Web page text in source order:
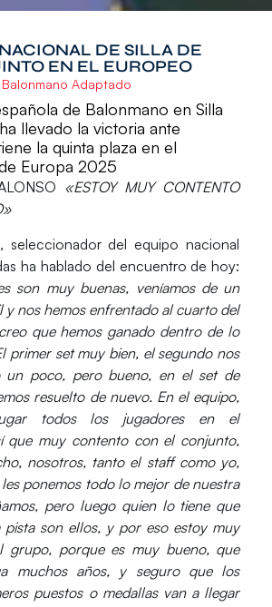
DE SILLA DE
EN EL EUROPEO
Balonmano Adaptado
de Balonmano en Silla
llevado la victoria ante
la quinta plaza en el
Europa 2025
«ESTOY MUY CONTENTO
, seleccionador del equipo nacional
ha hablado del encuentro de hoy:
son muy buenas, veníamos de un
y nos hemos enfrentado al cuarto del
que hemos ganado dentro de lo
primer set muy bien, el segundo nos
un poco, pero bueno, en el set de
resuelto de nuevo. En el equipo,
todos los jugadores en el
que muy contento con el conjunto,
nosotros, tanto el staff como yo,
ponemos todo lo mejor de nuestra
pero luego quien lo tiene que
pista son ellos, y por eso estoy muy
grupo, porque es muy bueno, que
muchos años, y seguro que los
puestos o medallas van a llegar